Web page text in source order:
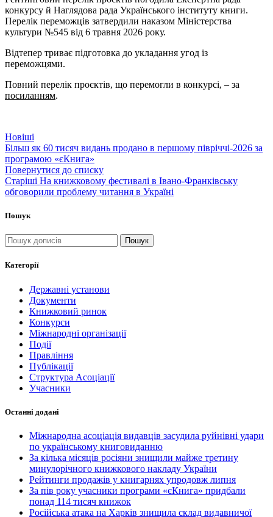
конкурсу й Наглядова рада Українського інституту книги.
Перелік переможців затвердили наказом Міністерства
культури №545 від 6 травня 2026 року.
Відтепер триває підготовка до укладання угод із
переможцями.
Повний перелік проєктів, що перемогли в конкурсі, – за
посиланням.
Новіші
Більш як 60 тисяч видань продано в першому півріччі-2026 за
програмою «єКнига»
Повернутися до списку
Старіші На книжковому фестивалі в Івано-Франківську
обговорили проблему читання в Україні
Пошук
Пошук
Категорії
Державні установи
Документи
Книжковий ринок
Конкурси
Міжнародні організації
Події
Правління
Публікації
Структура Асоціації
Учасники
Останні додані
Міжнародна асоціація видавців засудила руйнівні удари
по українському книговиданню
За кілька місяців росіяни знищили майже третину
минулорічного книжкового накладу України
Рейтинги продажів у книгарнях упродовж липня
За пів року учасники програми «єКнига» придбали
понад 114 тисяч книжок
Російська атака на Харків знищила склад видавничої